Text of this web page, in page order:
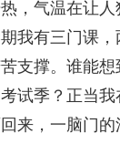
，气温在让
我有三门课，
支撑。谁能想
试季？正当我
来，一脑门的